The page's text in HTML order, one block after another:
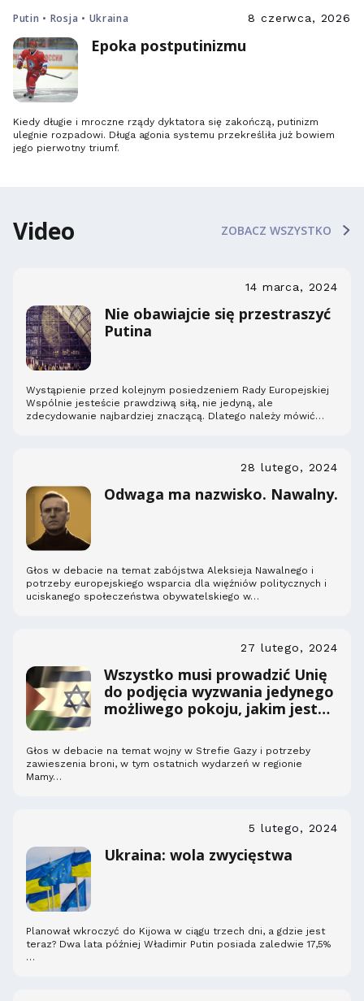
Putin • Rosja • Ukraina 8 czerwca, 2026
Epoka postputinizmu
Kiedy długie i mroczne rządy dyktatora się zakończą, putinizm
ulegnie rozpadowi. Długa agonia systemu przekreśliła już bowiem
jego pierwotny triumf.
Video ZOBACZ WSZYSTKO
14 marca, 2024
Nie obawiajcie się przestraszyć
Putina
Wystąpienie przed kolejnym posiedzeniem Rady Europejskiej
Wspólnie jesteście prawdziwą siłą, nie jedyną, ale
zdecydowanie najbardziej znaczącą. Dlatego należy mówić
28 lutego, 2024
Odwaga ma nazwisko. Nawalny.
Głos w debacie na temat zabójstwa Aleksieja Nawalnego i
potrzeby europejskiego wsparcia dla więźniów politycznych i
uciskanego społeczeństwa obywatelskiego w…
27 lutego, 2024
Wszystko musi prowadzić Unię
do podjęcia wyzwania jedynego
możliwego pokoju, jakim jest
Głos w debacie na temat wojny w Strefie Gazy i potrzeby
zawieszenia broni, w tym ostatnich wydarzeń w regionie
Mamy…
5 lutego, 2024
Ukraina: wola zwycięstwa
Planował wkroczyć do Kijowa w ciągu trzech dni, a gdzie jest
teraz? Dwa lata później Władimir Putin posiada zaledwie 17,5%
…